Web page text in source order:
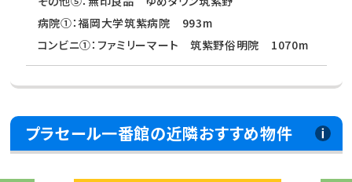
病院①：福岡大学筑紫病院 993m
コンビニ①：ファミリーマート 筑紫野俗明院 1070m
プラセール一番館の近隣おすすめ物件